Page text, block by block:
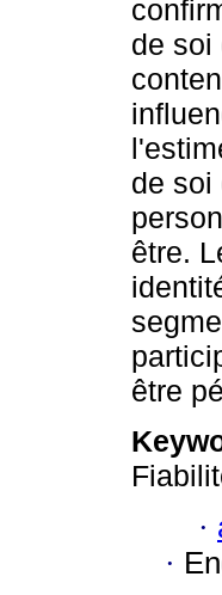
de soi
de soi
être.
être
·
·